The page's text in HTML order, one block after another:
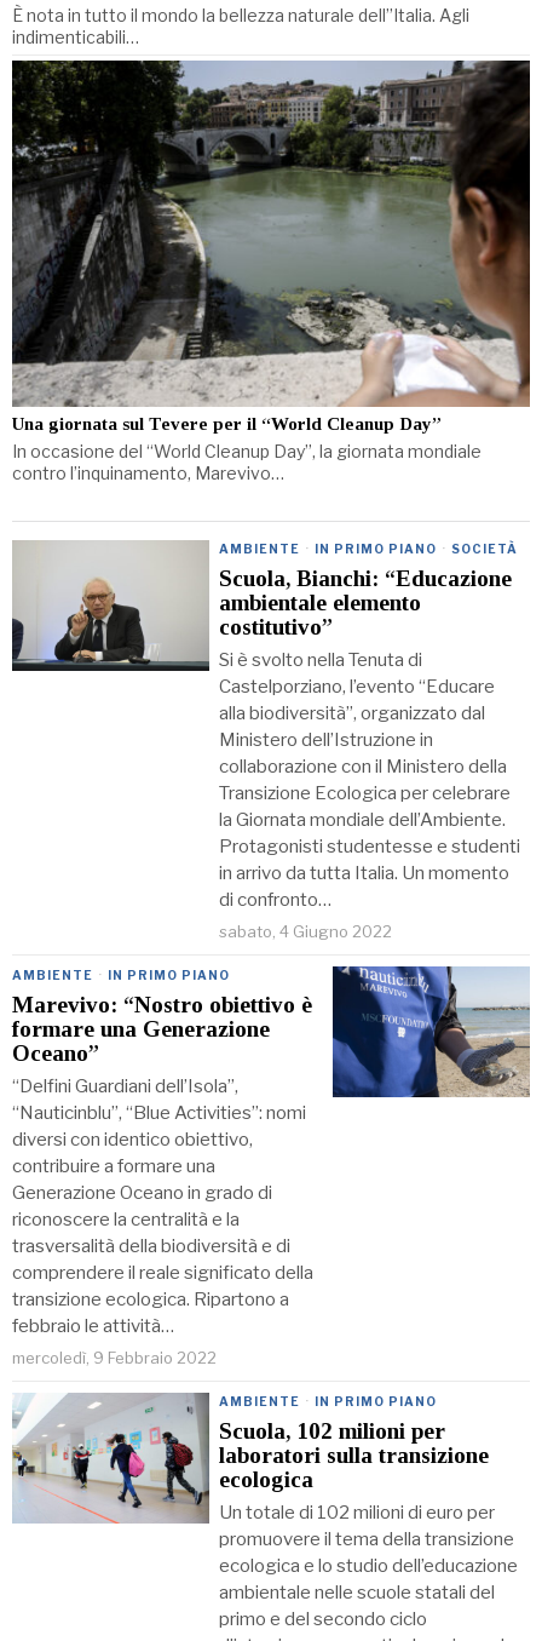
È nota in tutto il mondo la bellezza naturale dell’’Italia. Agli
indimenticabili…
Una giornata sul Tevere per il “World Cleanup Day”
In occasione del “World Cleanup Day”, la giornata mondiale
contro l’inquinamento, Marevivo…
AMBIENTE · IN PRIMO PIANO · SOCIETÀ
Scuola, Bianchi: “Educazione
ambientale elemento
costitutivo”
Si è svolto nella Tenuta di
Castelporziano, l’evento “Educare
alla biodiversità”, organizzato dal
Ministero dell’Istruzione in
collaborazione con il Ministero della
Transizione Ecologica per celebrare
la Giornata mondiale dell’Ambiente.
Protagonisti studentesse e studenti
in arrivo da tutta Italia. Un momento
di confronto…
sabato, 4 Giugno 2022
AMBIENTE · IN PRIMO PIANO
Marevivo: “Nostro obiettivo è
formare una Generazione
Oceano”
“Delfini Guardiani dell’Isola”,
“Nauticinblu”, “Blue Activities”: nomi
diversi con identico obiettivo,
contribuire a formare una
Generazione Oceano in grado di
riconoscere la centralità e la
trasversalità della biodiversità e di
comprendere il reale significato della
transizione ecologica. Ripartono a
febbraio le attività…
mercoledì, 9 Febbraio 2022
AMBIENTE · IN PRIMO PIANO
Scuola, 102 milioni per
laboratori sulla transizione
ecologica
Un totale di 102 milioni di euro per
promuovere il tema della transizione
ecologica e lo studio dell’educazione
ambientale nelle scuole statali del
primo e del secondo ciclo